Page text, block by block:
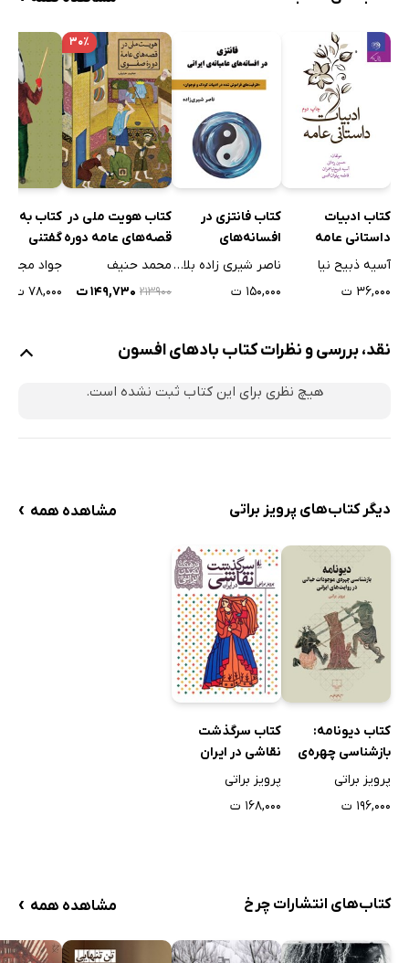
کتاب ادبیات
داستانی عامه
آسیه ذبیح نیا
۳۶,۰۰۰ ت
کتاب فانتزی در
افسانه‌های
عامیانه‌ی ایرانی
ناصر شیری زاده بلاسی
۱۵۰,۰۰۰ ت
۳۰٪
کتاب هویت ملی در
قصه‌های عامه دوره
صفوی
محمد حنیف
۲۱۳۹۰۰ ۱۴۹,۷۳۰ ت
کتاب به
گفتنی
جواد مجابی
۷۸,۰۰۰ ت
نقد، بررسی و نظرات کتاب بادهای افسون
هیچ نظری برای این کتاب ثبت نشده است.
دیگر کتاب‌های پرویز براتی مشاهده همه ›
کتاب دیونامه:
بازشناسی چهره‌ی
موجودات خیالی در
پرویز براتی
۱۹۶,۰۰۰ ت
کتاب سرگذشت
نقاشی در ایران
پرویز براتی
۱۶۸,۰۰۰ ت
کتاب‌های انتشارات چرخ مشاهده همه ›